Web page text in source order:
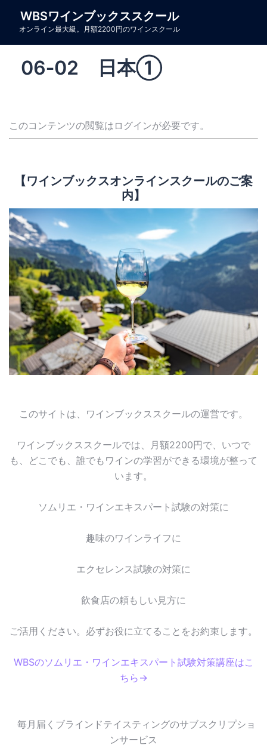
WBSワインブックススクール
オンライン最大級。月額2200円のワインスクール
06‐02 日本①
このコンテンツの閲覧はログインが必要です。
【ワインブックスオンラインスクールのご案
内】
このサイトは、ワインブックススクールの運営です。
ワインブックススクールでは、月額2200円で、いつで
も、どこでも、誰でもワインの学習ができる環境が整って
います。
ソムリエ・ワインエキスパート試験の対策に
趣味のワインライフに
エクセレンス試験の対策に
飲食店の頼もしい見方に
ご活用ください。必ずお役に立てることをお約束します。
WBSのソムリエ・ワインエキスパート試験対策講座はこ
ちら→
毎月届くブラインドテイスティングのサブスクリプショ
ンサービス